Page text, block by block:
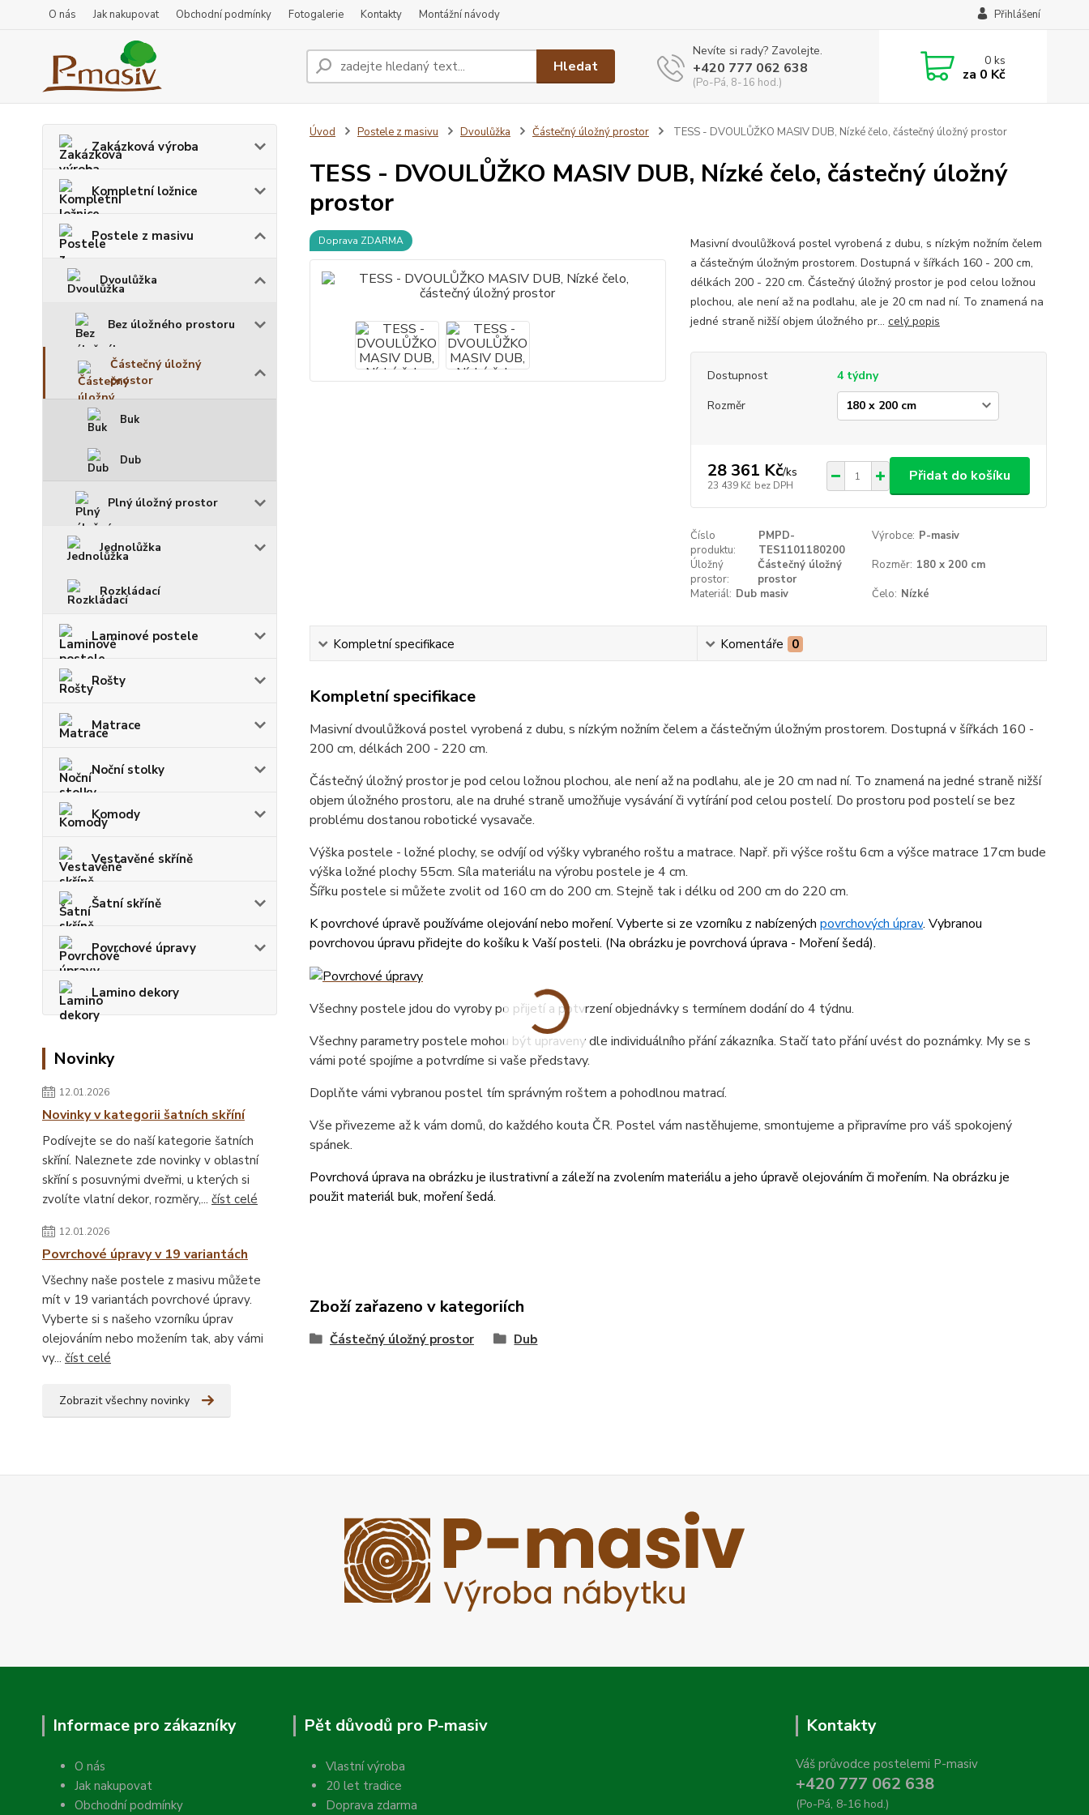
O nás Jak nakupovat Obchodní podmínky Fotogalerie Kontakty Montážní návody Přihlášení
Hledat
Nevíte si rady? Zavolejte.
+420 777 062 638
(Po-Pá, 8-16 hod.)
0ks
za 0 Kč
Zakázková výroba
Kompletní ložnice
Postele z masivu
Dvoulůžka
Bez úložného prostoru
Částečný úložný
prostor
Buk
Dub
Plný úložný prostor
Jednolůžka
Rozkládací
Laminové postele
Rošty
Matrace
Noční stolky
Komody
Vestavěné skříně
Šatní skříně
Povrchové úpravy
Lamino dekory
Novinky
12.01.2026
Novinky v kategorii šatních skříní
Podívejte se do naší kategorie šatních
skříní. Naleznete zde novinky v oblastní
skříní s posuvnými dveřmi, u kterých si
zvolíte vlatní dekor, rozměry,... číst celé
12.01.2026
Povrchové úpravy v 19 variantách
Všechny naše postele z masivu můžete
mít v 19 variantách povrchové úpravy.
Vyberte si s našeho vzorníku úprav
olejováním nebo možením tak, aby vámi
vy... číst celé
Zobrazit všechny novinky
Úvod Postele z masivu Dvoulůžka Částečný úložný prostor TESS - DVOULŮŽKO MASIV DUB, Nízké čelo, částečný úložný prostor
TESS - DVOULŮŽKO MASIV DUB, Nízké čelo, částečný úložný
prostor
Doprava ZDARMA
Masivní dvoulůžková postel vyrobená z dubu, s nízkým nožním čelem
a částečným úložným prostorem. Dostupná v šířkách 160 - 200 cm,
délkách 200 - 220 cm. Částečný úložný prostor je pod celou ložnou
plochou, ale není až na podlahu, ale je 20 cm nad ní. To znamená na
jedné straně nižší objem úložného pr... celý popis
Dostupnost
4 týdny
Rozměr
28 361 Kč/ks
23 439 Kč bez DPH
Přidat do košíku
Číslo
produktu:
PMPD-
TES1101180200
Výrobce: P-masiv
Úložný
prostor:
Částečný úložný
prostor
Rozměr: 180 x 200 cm
Materiál: Dub masiv Čelo: Nízké
Kompletní specifikace Komentáře 0
Kompletní specifikace
Masivní dvoulůžková postel vyrobená z dubu, s nízkým nožním čelem a částečným úložným prostorem. Dostupná v šířkách 160 -
200 cm, délkách 200 - 220 cm.
Částečný úložný prostor je pod celou ložnou plochou, ale není až na podlahu, ale je 20 cm nad ní. To znamená na jedné straně nižší
objem úložného prostoru, ale na druhé straně umožňuje vysávání či vytírání pod celou postelí. Do prostoru pod postelí se bez
problému dostanou robotické vysavače.
Výška postele - ložné plochy, se odvíjí od výšky vybraného roštu a matrace. Např. při výšce roštu 6cm a výšce matrace 17cm bude
výška ložné plochy 55cm. Síla materiálu na výrobu postele je 4 cm.
Šířku postele si můžete zvolit od 160 cm do 200 cm. Stejně tak i délku od 200 cm do 220 cm.
K povrchové úpravě používáme olejování nebo moření. Vyberte si ze vzorníku z nabízených povrchových úprav. Vybranou
povrchovou úpravu přidejte do košíku k Vaší posteli. (Na obrázku je povrchová úprava - Moření šedá).
Všechny postele jdou do vyroby po přijetí a potvrzení objednávky s termínem dodání do 4 týdnu.
Všechny parametry postele mohou být upraveny dle individuálního přání zákazníka. Stačí tato přání uvést do poznámky. My se s
vámi poté spojíme a potvrdíme si vaše představy.
Doplňte vámi vybranou postel tím správným roštem a pohodlnou matrací.
Vše přivezeme až k vám domů, do každého kouta ČR. Postel vám nastěhujeme, smontujeme a připravíme pro váš spokojený
spánek.
Povrchová úprava na obrázku je ilustrativní a záleží na zvolením materiálu a jeho úpravě olejováním či mořením. Na obrázku je
použit materiál buk, moření šedá.
Zboží zařazeno v kategoriích
Částečný úložný prostor Dub
Informace pro zákazníky
O nás
Jak nakupovat
Obchodní podmínky
Pět důvodů pro P-masiv
Vlastní výroba
20 let tradice
Doprava zdarma
Kontakty
Váš průvodce postelemi P-masiv
+420 777 062 638
(Po-Pá, 8-16 hod.)